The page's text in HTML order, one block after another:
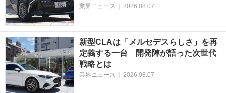
業界ニュース | 2026.08.07
新型CLAは「メルセデスらしさ」を再
定義する一台 開発陣が語った次世代
戦略とは
業界ニュース | 2026.08.07